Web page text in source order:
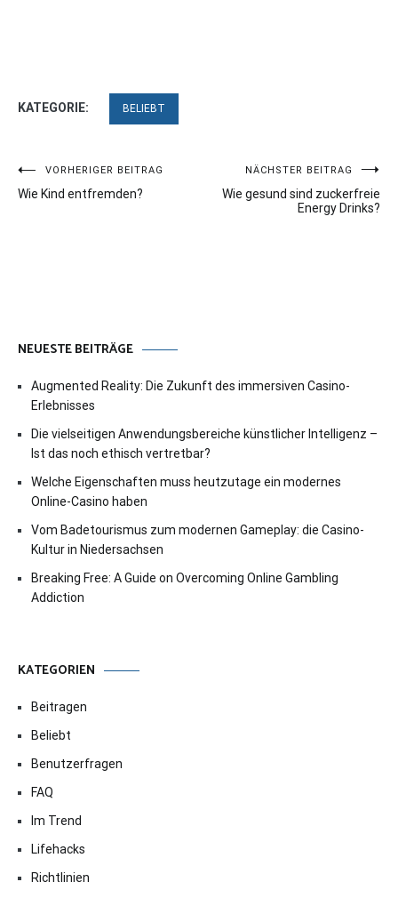
KATEGORIE: BELIEBT
Beitragsnavigation
VORHERIGER BEITRAG
Wie Kind entfremden?
NÄCHSTER BEITRAG
Wie gesund sind zuckerfreie
Energy Drinks?
NEUESTE BEITRÄGE
Augmented Reality: Die Zukunft des immersiven Casino-
Erlebnisses
Die vielseitigen Anwendungsbereiche künstlicher Intelligenz –
Ist das noch ethisch vertretbar?
Welche Eigenschaften muss heutzutage ein modernes
Online-Casino haben
Vom Badetourismus zum modernen Gameplay: die Casino-
Kultur in Niedersachsen
Breaking Free: A Guide on Overcoming Online Gambling
Addiction
KATEGORIEN
Beitragen
Beliebt
Benutzerfragen
FAQ
Im Trend
Lifehacks
Richtlinien